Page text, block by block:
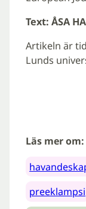
Text: ÅSA
Artikeln är
Lunds
Läs mer om:
preeklampsi